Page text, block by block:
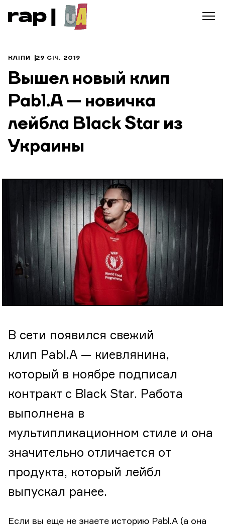
КЛІПИ 29 СІЧ, 2019
Вышел новый клип
Pabl.A — новичка
лейбла Black Star из
Украины
В сети появился свежий
клип Pabl.A — киевлянина,
который в ноябре подписал
контракт с Black Star. Работа
выполнена в
мультипликационном стиле и она
значительно отличается от
продукта, который лейбл
выпускал ранее.
Если вы еще не знаете историю Pabl.A (а она